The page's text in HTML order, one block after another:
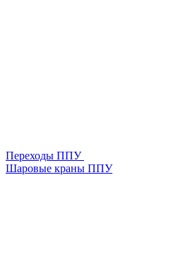
Переходы ППУ
Шаровые краны ППУ